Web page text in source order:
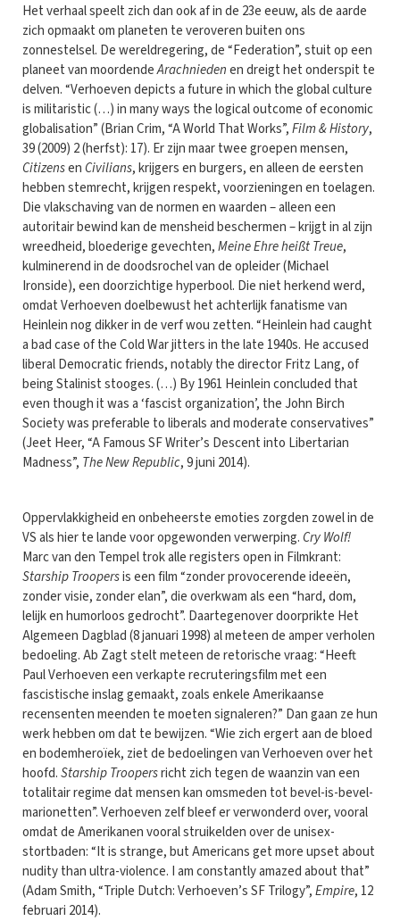
Het verhaal speelt zich dan ook af in de 23e eeuw, als de aarde
zich opmaakt om planeten te veroveren buiten ons
zonnestelsel. De wereldregering, de “Federation”, stuit op een
planeet van moordendeArachniedenen dreigt het onderspit te
delven. “Verhoeven depicts a future in which the global culture
is militaristic (…) in many ways the logical outcome of economic
globalisation” (Brian Crim, “A World That Works”,Film & History,
39 (2009) 2 (herfst): 17). Er zijn maar twee groepen mensen,
Citizensen Civilians, krijgers en burgers, en alleen de eersten
hebben stemrecht, krijgen respekt, voorzieningen en toelagen.
Die vlakschaving van de normen en waarden – alleen een
autoritair bewind kan de mensheid beschermen – krijgt in al zijn
wreedheid, bloederige gevechten,Meine Ehre heißt Treue,
kulminerend in de doodsrochel van de opleider (Michael
Ironside), een doorzichtige hyperbool. Die niet herkend werd,
omdat Verhoeven doelbewust het achterlijk fanatisme van
Heinlein nog dikker in de verf wou zetten. “Heinlein had caught
a bad case of the Cold War jitters in the late 1940s. He accused
liberal Democratic friends, notably the director Fritz Lang, of
being Stalinist stooges. (…) By 1961 Heinlein concluded that
even though it was a ‘fascist organization’, the John Birch
Society was preferable to liberals and moderate conservatives”
(Jeet Heer, “A Famous SF Writer’s Descent into Libertarian
Madness”, The New Republic, 9 juni 2014).
Oppervlakkigheid en onbeheerste emoties zorgden zowel in de
VS als hier te lande voor opgewonden verwerping. Cry Wolf!
Marc van den Tempel trok alle registers open in Filmkrant:
Starship Troopersis een film “zonder provocerende ideeën,
zonder visie, zonder elan”, die overkwam als een “hard, dom,
lelijk en humorloos gedrocht”. Daartegenover doorprikte Het
Algemeen Dagblad (8 januari 1998) al meteen de amper verholen
bedoeling. Ab Zagt stelt meteen de retorische vraag: “Heeft
Paul Verhoeven een verkapte recruteringsfilm met een
fascistische inslag gemaakt, zoals enkele Amerikaanse
recensenten meenden te moeten signaleren?” Dan gaan ze hun
werk hebben om dat te bewijzen. “Wie zich ergert aan de bloed
en bodemheroïek, ziet de bedoelingen van Verhoeven over het
hoofd.Starship Troopersricht zich tegen de waanzin van een
totalitair regime dat mensen kan omsmeden tot bevel-is-bevel-
marionetten”. Verhoeven zelf bleef er verwonderd over, vooral
omdat de Amerikanen vooral struikelden over de unisex-
stortbaden: “It is strange, but Americans get more upset about
nudity than ultra-violence. I am constantly amazed about that”
(Adam Smith, “Triple Dutch: Verhoeven’s SF Trilogy”,Empire, 12
februari 2014).